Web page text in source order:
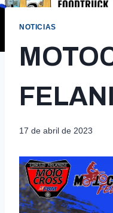
NOTICIAS
17 de abril de 2023